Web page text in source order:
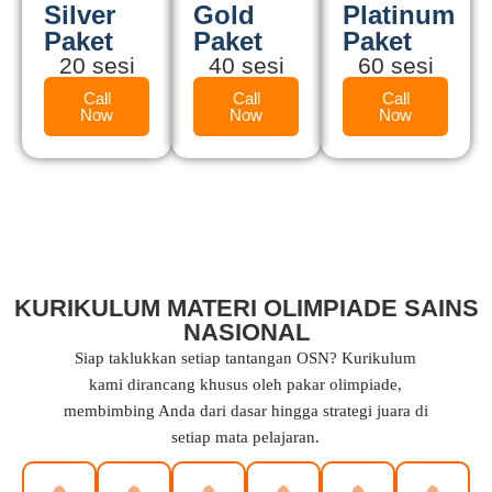
Silver
Paket
20 sesi
Call
Now
Gold
Paket
40 sesi
Call
Now
Platinum
Paket
60 sesi
Call
Now
KURIKULUM MATERI OLIMPIADE SAINS
NASIONAL
Siap taklukkan setiap tantangan OSN? Kurikulum
kami dirancang khusus oleh pakar olimpiade,
membimbing Anda dari dasar hingga strategi juara di
setiap mata pelajaran.